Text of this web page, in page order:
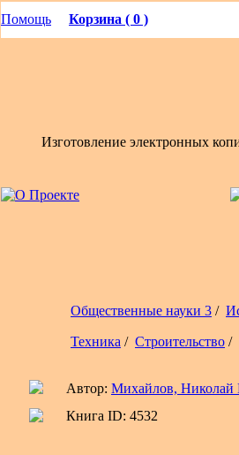
Помощь Корзина ( 0 )
Изготовление электронных
Общественные науки 3 /
Техника / Строительство /
Автор: Михайлов, Николай
Книга ID: 4532